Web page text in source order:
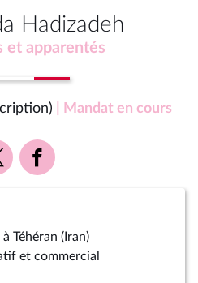
Hadizadeh
et apparentés
| Mandat en cours
Voir
la
Téhéran (Iran)
et commercial